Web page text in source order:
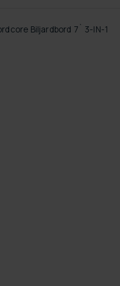
Biljardbord 7` 3-IN-1